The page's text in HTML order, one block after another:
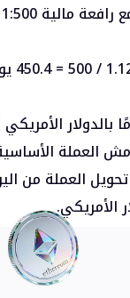
مالية 1:500
الأمريكي
العملة من
الأمريكي.